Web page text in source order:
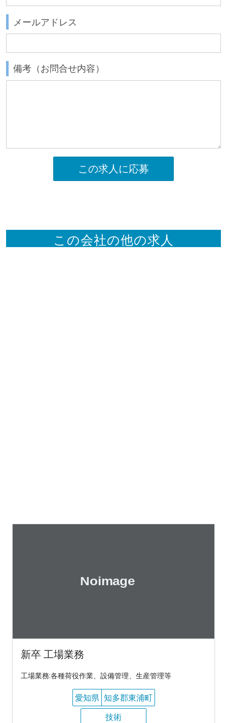
メールアドレス
備考（お問合せ内容）
この求人に応募
この会社の他の求人
新卒 工場業務
工場業務:各種荷役作業、設備管理、生産管理等
愛知県 知多郡東浦町
技術